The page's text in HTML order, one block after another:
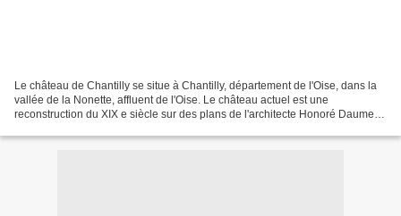
Le château de Chantilly se situe à Chantilly, département de l'Oise, dans la
vallée de la Nonette, affluent de l'Oise. Le château actuel est une
reconstruction du XIX e siècle sur des plans de l'architecte Honoré Daumet